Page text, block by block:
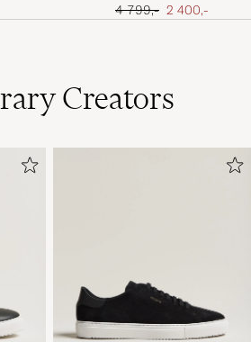
Ordinær pris
4 799,- Nedsatt pris
2 400,-
Creators